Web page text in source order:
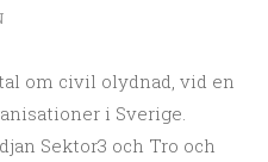
om civil olydnad, vid en
i Sverige.
Sektor3 och Tro och